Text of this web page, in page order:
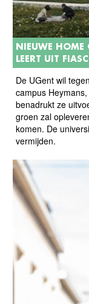
NIEUWE HOME
LEERT UIT
De UGent wil
campus
benadrukt ze
groen zal
komen. De
vermijden.